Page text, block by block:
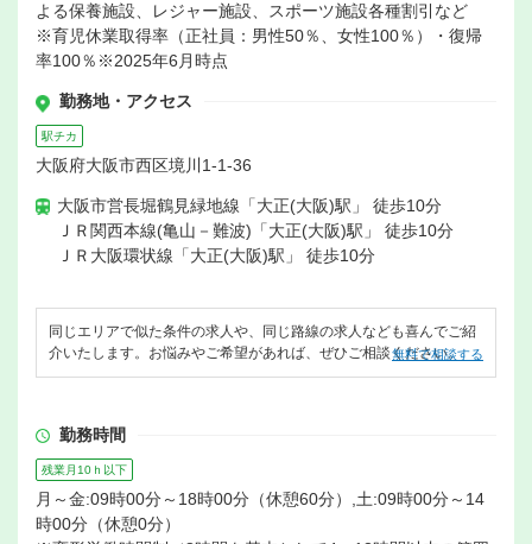
よる保養施設、レジャー施設、スポーツ施設各種割引など
※育児休業取得率（正社員：男性50％、女性100％）・復帰
率100％※2025年6月時点
勤務地・アクセス
駅チカ
大阪府大阪市西区境川1-1-36
大阪市営長堀鶴見緑地線「大正(大阪)駅」 徒歩10分
ＪＲ関西本線(亀山－難波)「大正(大阪)駅」 徒歩10分
ＪＲ大阪環状線「大正(大阪)駅」 徒歩10分
同じエリアで似た条件の求人や、同じ路線の求人なども喜んでご紹
介いたします。お悩みやご希望があれば、ぜひご相談ください。
無料で相談する
勤務時間
残業月10ｈ以下
月～金:09時00分～18時00分（休憩60分）,土:09時00分～14
時00分（休憩0分）